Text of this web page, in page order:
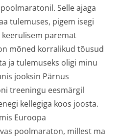
Selle ajaga
tulemuses, pigem isegi
paremat
mõned korralikud tõusud
ja tulemuseks oligi minu
jooksin Pärnus
treeningu eesmärgil
kellegiga koos joosta.
Euroopa
poolmaraton, millest ma